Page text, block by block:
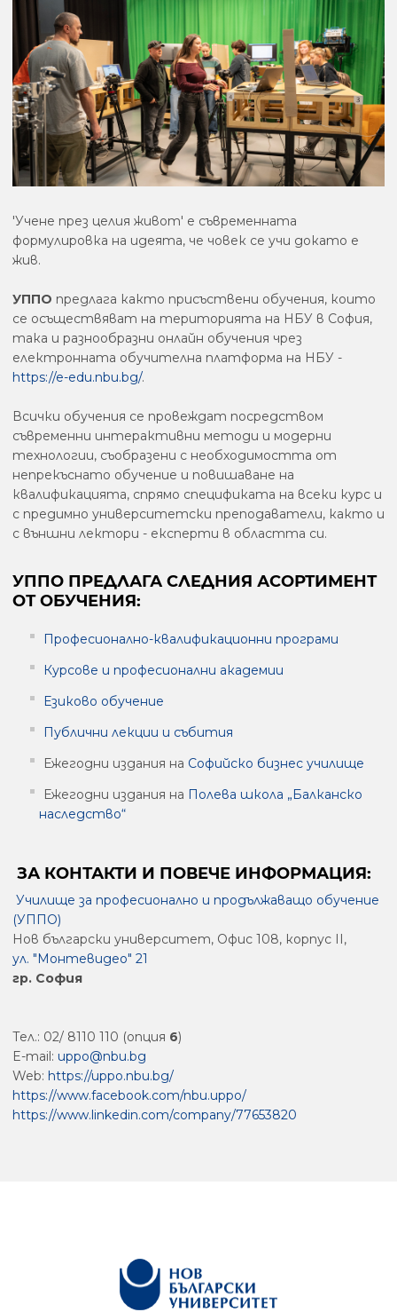
'Учене през целия живот' е съвременната
формулировка на идеята, че човек се учи докато е
жив.
УППО предлага както присъствени обучения, които
се осъществяват на територията на НБУ в София,
така и разнообразни онлайн обучения чрез
електронната обучителна платформа на НБУ -
https://e-edu.nbu.bg/.
Всички обучения се провеждат посредством
съвременни интерактивни методи и модерни
технологии, съобразени с необходимостта от
непрекъснато обучение и повишаване на
квалификацията, спрямо спецификата на всеки курс и
с предимно университетски преподаватели, както и
с външни лектори - експерти в областта си.
УППО ПРЕДЛАГА СЛЕДНИЯ АСОРТИМЕНТ
ОТ ОБУЧЕНИЯ:
Професионално-квалификационни програми
Курсове и професионални академии
Езиково обучение
Публични лекции и събития
Ежегодни издания на Софийско бизнес училище
Ежегодни издания на Полева школа „Балканско
наследство“
ЗА КОНТАКТИ И ПОВЕЧЕ ИНФОРМАЦИЯ:
Училище за професионално и продължаващо обучение
(УППО)
Нов български университет, Офис 108, корпус II,
ул. "Монтевидео" 21
гр. София
Тел.: 02/ 8110 110 (опция 6)
E-mail: uppo@nbu.bg
Web: https://uppo.nbu.bg/
https://www.facebook.com/nbu.uppo/
https://www.linkedin.com/company/77653820